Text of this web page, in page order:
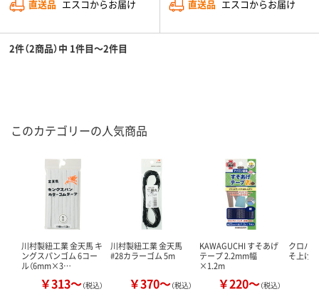
直送品 エスコからお届け
直送品 エスコからお届け
2件（2商品）中 1件目～2件目
このカテゴリーの人気商品
川村製紐工業 金天馬 キ
ングスパンゴム 6コー
ル（6mm×3…
￥313～（税込）
川村製紐工業 金天馬
#28カラーゴム 5m
￥370～（税込）
KAWAGUCHI すそあげ
テープ 2.2mm幅
×1.2m
￥220～（税込）
クロバー
そ上げ